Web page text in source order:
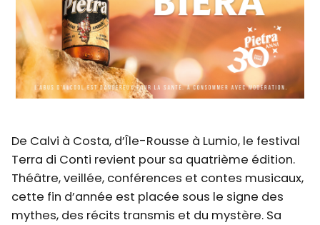
De Calvi à Costa, d’Île-Rousse à Lumio, le festival
Terra di Conti revient pour sa quatrième édition.
Théâtre, veillée, conférences et contes musicaux,
cette fin d’année est placée sous le signe des
mythes, des récits transmis et du mystère. Sa